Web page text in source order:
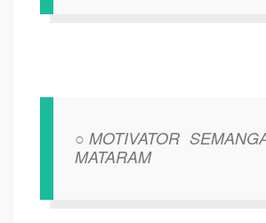
○MOTIVATOR
MATARAM